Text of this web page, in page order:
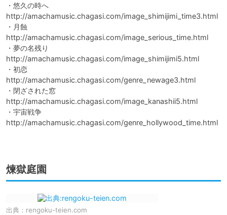
・悠久の時へ
http://amachamusic.chagasi.com/image_shimijimi_time3.html
・月蝕
http://amachamusic.chagasi.com/image_serious_time.html
・夢の名残り
http://amachamusic.chagasi.com/image_shimijimi5.html
・初恋
http://amachamusic.chagasi.com/genre_newage3.html
・閉ざされた窓
http://amachamusic.chagasi.com/image_kanashii5.html
・宇宙戦争
http://amachamusic.chagasi.com/genre_hollywood_time.html
煉獄庭園
出典： rengoku-teien.com